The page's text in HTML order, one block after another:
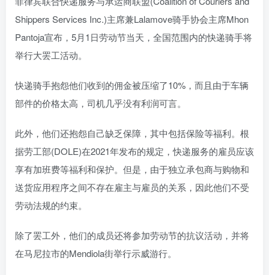
Shippers Services Inc.)主席兼Lalamove骑手协会主席Mhon
Pantoja宣布，5月1日劳动节当天，全国范围内的快递骑手将
举行大罢工活动。
快递骑手抱怨他们收到的佣金被压缩了10%，而且由于车辆
部件的价格太高，司机几乎没有利润可言。
此外，他们还抱怨自己缺乏保障，其中包括保险等福利。根
据劳工部(DOLE)在2021年发布的规定，快递服务的雇员应该
享有加班费等福利和保护。但是，由于独立承包商与购物和
送货应用程序之间不存在雇主与雇员的关系，因此他们不受
劳动法规的约束。
除了罢工外，他们的成员还将参加劳动节的抗议活动，并将
在马尼拉市的Mendiola街举行示威游行。